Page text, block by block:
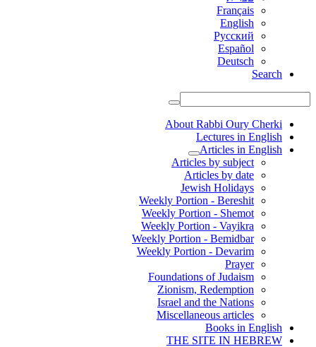
Français
English
Русский
Español
Deutsch
Search
About Rabbi Oury Cherki
Lectures in English
Articles in English
Articles by subject
Articles by date
Jewish Holidays
Weekly Portion - Bereshit
Weekly Portion - Shemot
Weekly Portion - Vayikra
Weekly Portion - Bemidbar
Weekly Portion - Devarim
Prayer
Foundations of Judaism
Zionism, Redemption
Israel and the Nations
Miscellaneous articles
Books in English
THE SITE IN HEBREW